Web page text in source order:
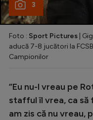
3
Foto : Sport Pictures |
aducă 7-8 jucători la
Campionilor
”Eu nu-l vreau pe
stafful îl vrea, ca să
am zis că nu vreau,